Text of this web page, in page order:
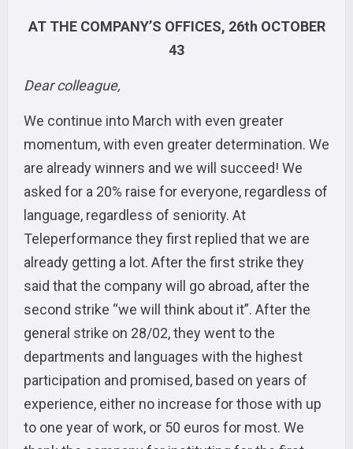
AT THE COMPANY’S OFFICES, 26th OCTOBER
43
Dear colleague,
We continue into March with even greater
momentum, with even greater determination. We
are already winners and we will succeed! We
asked for a 20% raise for everyone, regardless of
language, regardless of seniority. At
Teleperformance they first replied that we are
already getting a lot. After the first strike they
said that the company will go abroad, after the
second strike “we will think about it”. After the
general strike on 28/02, they went to the
departments and languages with the highest
participation and promised, based on years of
experience, either no increase for those with up
to one year of work, or 50 euros for most. We